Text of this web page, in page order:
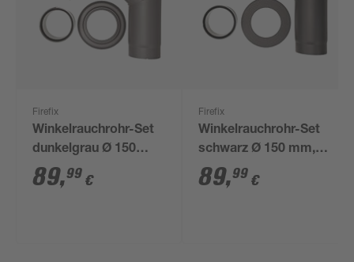
Firefix
Winkelrauchrohr-Set
dunkelgrau Ø 150
mm, 3-teilig
89,99 €
Firefix
Winkelrauchrohr-Set
schwarz Ø 150 mm,
3-teilig
89,99 €